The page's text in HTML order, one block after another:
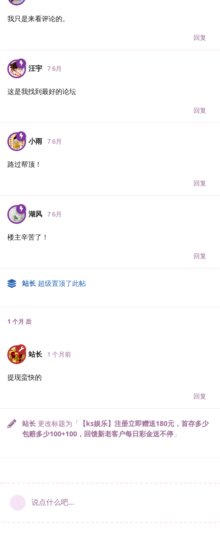
我只是来看评论的。
回复
汪宇 7 6月
这是我找到最好的论坛
回复
小雨 7 6月
路过帮顶！
回复
湖风 7 6月
楼主辛苦了！
回复
站长 超级置顶了此帖
1 个月 后
站长 1 个月前
提现蛮快的
回复
站长 更改标题为「 【ks娱乐】注册立即赠送180元，首存多少
包赔多少100+100，回馈新老客户每日彩金送不停 」
说点什么吧...